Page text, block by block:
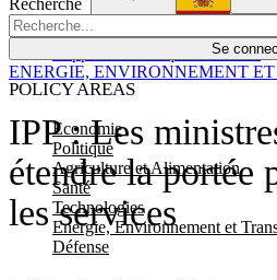
Se
POLICY AREAS
Economie
Politique
Agriculture et Alimentation
Santé
Technologies
Energie, Environnement et
Défense
Économie
IPP : Les
étendre la portée
les services
ENERGIE, ENVIRONNEMENT